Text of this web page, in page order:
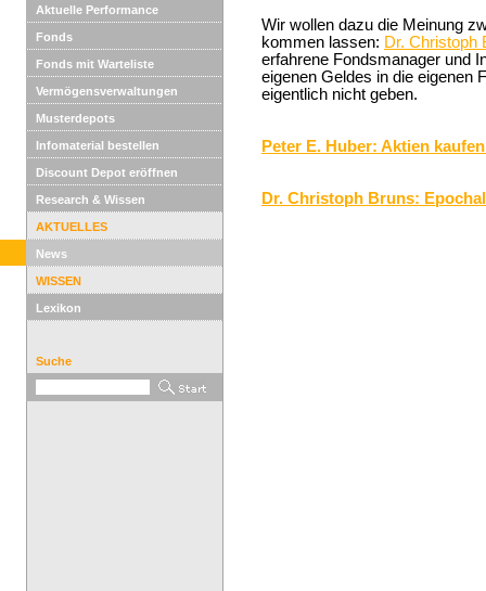
Aktuelle Performance
Fonds
Fonds mit Warteliste
Vermögensverwaltungen
Musterdepots
Infomaterial bestellen
Discount Depot eröffnen
Research & Wissen
AKTUELLES
News
WISSEN
Lexikon
Suche
Wir wollen dazu die Meinung
kommen lassen: Dr. Christoph
erfahrene Fondsmanager und
eigenen Geldes in die eigenen
eigentlich nicht geben.
Peter E. Huber: Aktien
Dr. Christoph Bruns: